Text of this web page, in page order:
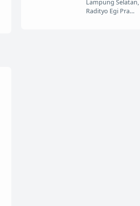
Lampung Selatan,
Radityo Egi Pra…